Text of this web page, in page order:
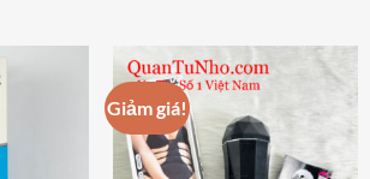
Giảm giá!